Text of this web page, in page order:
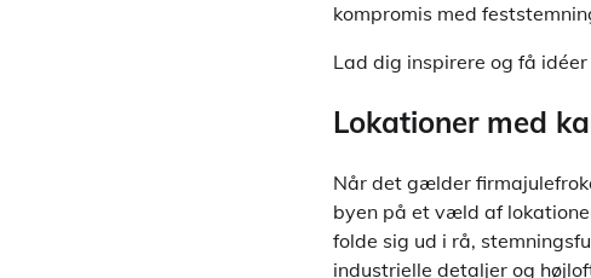
kompromis med
Lad dig inspirere og få
Lokationer med
Når det gælder
byen på et væld af
folde sig ud i rå,
industrielle detaljer og